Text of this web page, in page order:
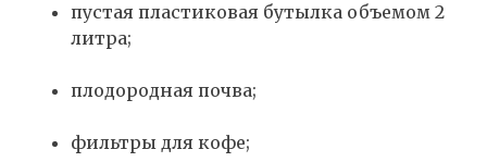
пустая пластиковая бутылка объемом 2
литра;
плодородная почва;
фильтры для кофе;